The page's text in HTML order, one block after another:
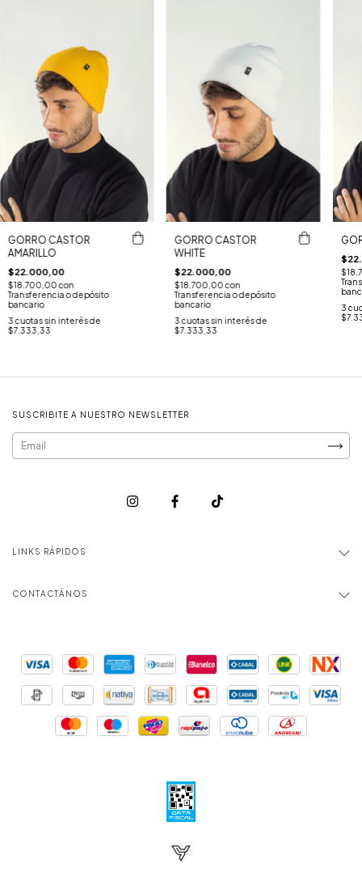
GORRO CASTOR
AMARILLO
$22.000,00
$18.700,00con
Transferencia o depósito
bancario
3 cuotas sin interés de
$7.333,33
GORRO CASTOR
WHITE
$22.000,00
$18.700,00con
Transferencia o depósito
bancario
3 cuotas sin interés de
$7.333,33
3
SUSCRIBITE A NUESTRO NEWSLETTER
LINKS RÁPIDOS
CONTACTÁNOS